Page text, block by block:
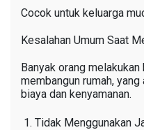
Cocok untuk keluarga
Kesalahan Umum Saat
Banyak orang
membangun rumah,
biaya dan kenyamanan.
Tidak Menggunakan